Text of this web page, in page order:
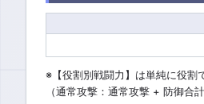
※【役割別戦闘力】は単純に役割
（通常攻撃：通常攻撃 + 防御合